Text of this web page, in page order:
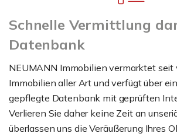
Schnelle Vermittlung
Datenbank
NEUMANN Immobilien vermarktet seit
Immobilien aller Art und verfügt über
gepflegte Datenbank mit geprüften
Verlieren Sie daher keine Zeit an
überlassen uns die Veräußerung Ihres